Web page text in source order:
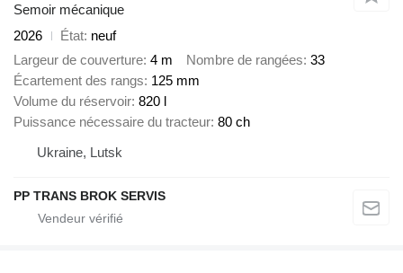
Semoir mécanique
2026
État neuf
Largeur de couverture 4 m Nombre de rangées 33
Écartement des rangs 125 mm
Volume du réservoir 820 l
Puissance nécessaire du tracteur 80 ch
Ukraine, Lutsk
PP TRANS BROK SERVIS